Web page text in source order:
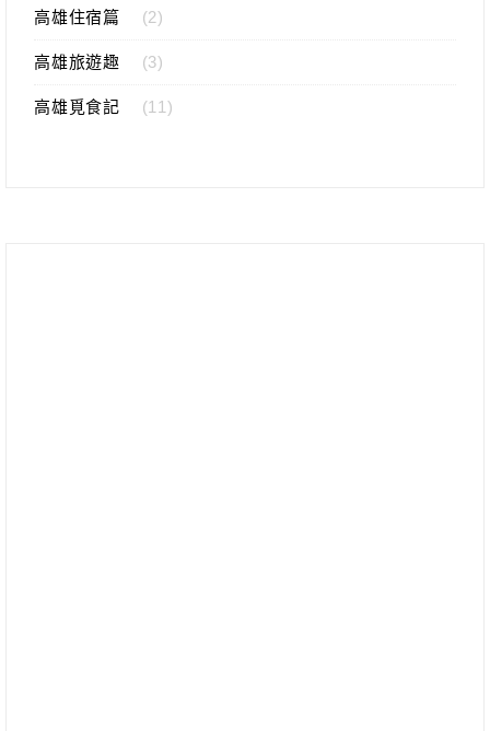
高雄住宿篇 (2)
高雄旅遊趣 (3)
高雄覓食記 (11)